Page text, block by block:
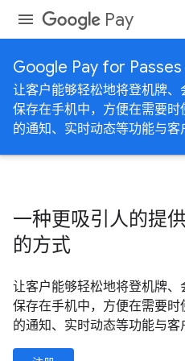
Pay
Google Pay for Passes
让客户能够轻松地将登机牌
保存在手机中，方便在需要
的通知、实时动态等功能与客
一种更吸引人的提
的方式
让客户能够轻松地将登机牌
保存在手机中，方便在需要
的通知、实时动态等功能与客